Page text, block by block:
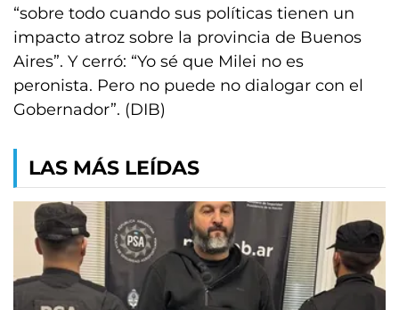
“sobre todo cuando sus políticas tienen un
impacto atroz sobre la provincia de Buenos
Aires”. Y cerró: “Yo sé que Milei no es
peronista. Pero no puede no dialogar con el
Gobernador”. (DIB)
LAS MÁS LEÍDAS